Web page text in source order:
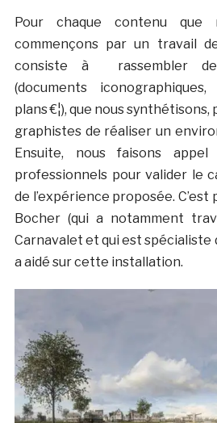
Pour chaque contenu que
commençons par un travail
consiste à rassembler
(documents iconographiques,
plans €¦), que nous
graphistes de réaliser un
Ensuite, nous faisons
professionnels pour valider le
de l’expérience proposée. C’est
Bocher (qui a notamment
Carnavalet et qui est spécialiste
a aidé sur cette installation.